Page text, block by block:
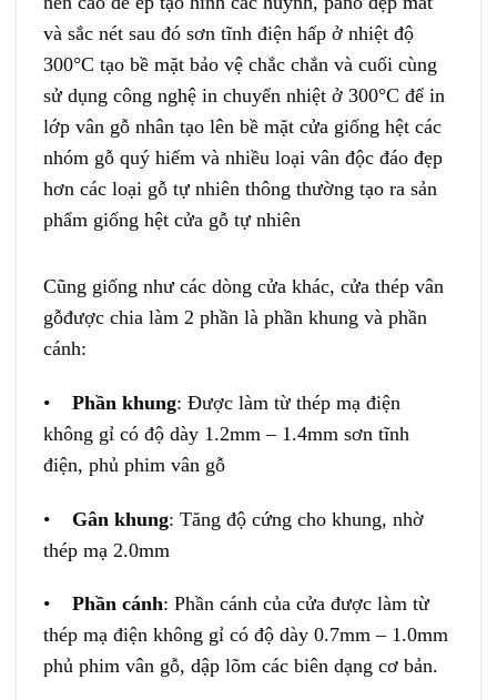
và sắc nét sau đó sơn tĩnh điện hấp ở nhiệt độ
300°C tạo bề mặt bảo vệ chắc chắn và cuối cùng
sử dụng công nghệ in chuyển nhiệt ở 300°C để in
lớp vân gỗ nhân tạo lên bề mặt cửa giống hệt các
nhóm gỗ quý hiếm và nhiều loại vân độc đáo đẹp
hơn các loại gỗ tự nhiên thông thường tạo ra sản
phẩm giống hệt cửa gỗ tự nhiên
Cũng giống như các dòng cửa khác, cửa thép vân
gỗđược chia làm 2 phần là phần khung và phần
cánh:
• Phần khung: Được làm từ thép mạ điện
không gỉ có độ dày 1.2mm – 1.4mm sơn tĩnh
điện, phủ phim vân gỗ
• Gân khung: Tăng độ cứng cho khung, nhờ
thép mạ 2.0mm
• Phần cánh: Phần cánh của cửa được làm từ
thép mạ điện không gỉ có độ dày 0.7mm – 1.0mm
phủ phim vân gỗ, dập lõm các biên dạng cơ bản.